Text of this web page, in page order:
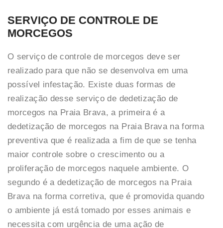
SERVIÇO DE CONTROLE DE
MORCEGOS
O serviço de controle de morcegos deve ser
realizado para que não se desenvolva em uma
possível infestação. Existe duas formas de
realização desse serviço de dedetização de
morcegos na Praia Brava, a primeira é a
dedetização de morcegos na Praia Brava na forma
preventiva que é realizada a fim de que se tenha
maior controle sobre o crescimento ou a
proliferação de morcegos naquele ambiente. O
segundo é a dedetização de morcegos na Praia
Brava na forma corretiva, que é promovida quando
o ambiente já está tomado por esses animais e
necessita com urgência de uma ação de